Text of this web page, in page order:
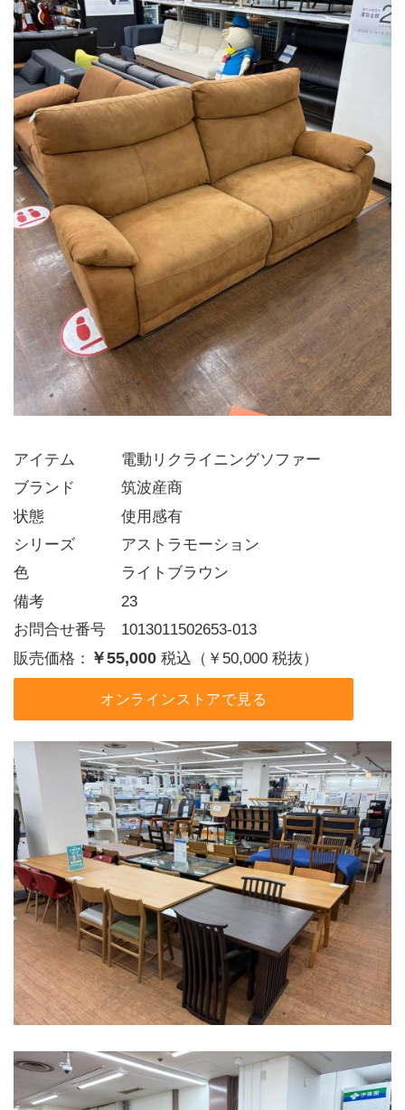
アイテム   電動リクライニングソファー
ブランド   筑波産商
状態     使用感有
シリーズ   アストラモーション
色      ライトブラウン
備考     23
お問合せ番号 1013011502653-013
販売価格： ￥55,000 税込（￥50,000 税抜）
オンラインストアで見る